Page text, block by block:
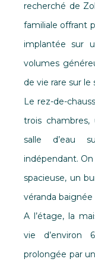
recherché de
familiale offrant
implantée sur
volumes
de vie rare sur le
Le rez-de-
trois
salle d’eau
indépendant.
spacieuse, un
véranda
A l’étage, la
vie d’environ
prolongée par